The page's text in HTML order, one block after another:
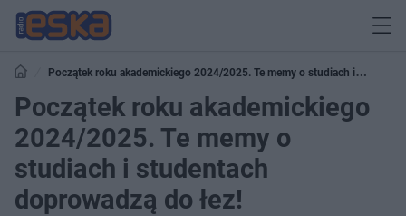
Początek roku akademickiego 2024/2025. Te memy o studiach i
studentach doprowadzą do łez!
Początek roku akademickiego
2024/2025. Te memy o
studiach i studentach
doprowadzą do łez!